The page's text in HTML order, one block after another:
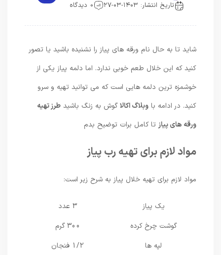
تاریخ انتشار: ۱۴۰۳-۰۳-۲۷
0 دیدگاه
شاید تا به حال نام ورقه های پیاز را نشنیده باشید یا تصور
کنید که این خلال طعم خوبی ندارد. اما دلمه پیاز یکی از
خوشمزه ترین دلمه هایی است که می توانید تهیه و سرو
کنید. در ادامه باوبلاگ اکالاگوش به زنگ باشید طرز تهیه
ورقه های پیازتا کامل برات توضیح بدم
مواد لازم برای تهیه رب پیاز
مواد لازم برای تهیه خلال پیاز به شرح زیر است:
یک پیاز
گوشت چرخ کرده